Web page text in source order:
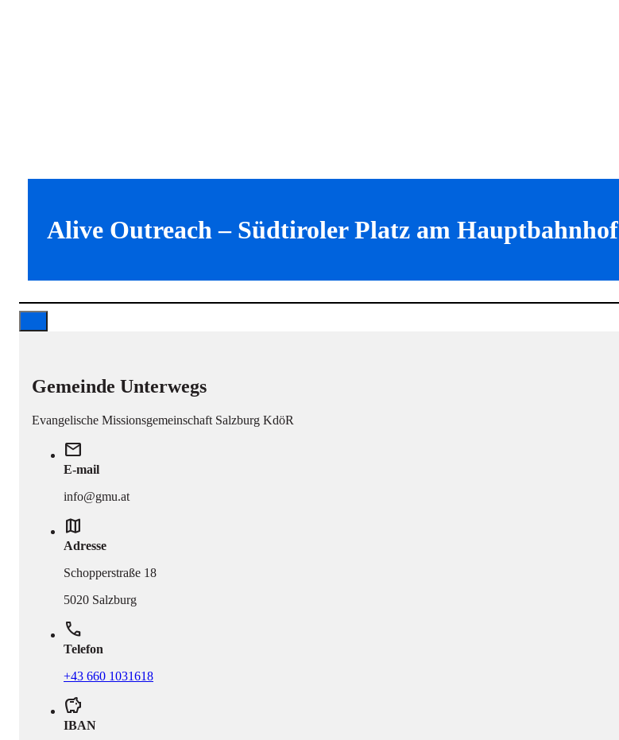
Alive Outreach – Südtiroler Platz am Hauptbahnhof
Gemeinde Unterwegs
Evangelische Missionsgemeinschaft Salzburg KdöR
mail
E-mail
info@gmu.at
map
Adresse
Schopperstraße 18
5020 Salzburg
phone
Telefon
+43 660 1031618
savings
IBAN